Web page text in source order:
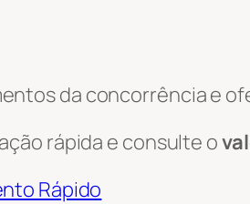
da concorrência e
rápida e consulte o
Rápido